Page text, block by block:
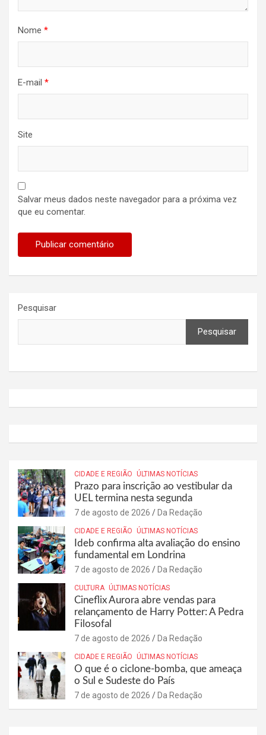
Nome *
E-mail *
Site
Salvar meus dados neste navegador para a próxima vez
que eu comentar.
Pesquisar
Pesquisar
CIDADE E REGIÃO ÚLTIMAS NOTÍCIAS
Prazo para inscrição ao vestibular da
UEL termina nesta segunda
7 de agosto de 2026 Da Redação
CIDADE E REGIÃO ÚLTIMAS NOTÍCIAS
Ideb confirma alta avaliação do ensino
fundamental em Londrina
7 de agosto de 2026 Da Redação
CULTURA ÚLTIMAS NOTÍCIAS
Cineflix Aurora abre vendas para
relançamento de Harry Potter: A Pedra
Filosofal
7 de agosto de 2026 Da Redação
CIDADE E REGIÃO ÚLTIMAS NOTÍCIAS
O que é o ciclone-bomba, que ameaça
o Sul e Sudeste do País
7 de agosto de 2026 Da Redação